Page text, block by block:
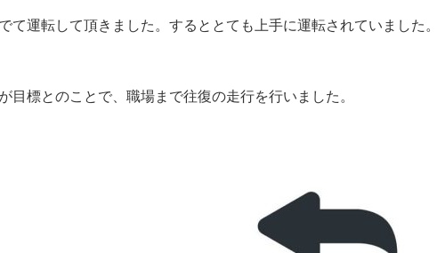
て運転して頂きました。するととても上手に運転されていました。
標とのことで、職場まで往復の走行を行いました。